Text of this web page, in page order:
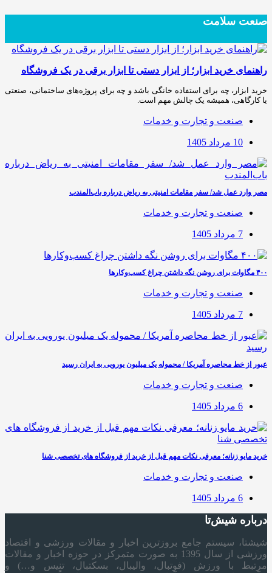
صنعت سلامت
راهنمای خرید ابزار؛ از ابزار دستی تا ابزار برقی در یک فروشگاه
خرید ابزار، چه برای استفاده خانگی باشد و چه برای پروژه‌های ساختمانی، صنعتی
یا کارگاهی، همیشه یک چالش مهم است.
صنعت و تجارت و خدمات
10 مرداد 1405
مصر وارد عمل شد/ سفر مقامات امنیتی به ریاض درباره باب‌المندب
صنعت و تجارت و خدمات
7 مرداد 1405
۴۰۰ مگاوات برای روشن نگه داشتن چراغ کسب‌وکار‌ها
صنعت و تجارت و خدمات
7 مرداد 1405
عبور از خط محاصره آمریکا / محموله یک میلیون یورویی به ایران رسید
صنعت و تجارت و خدمات
6 مرداد 1405
خرید مایو زنانه؛ معرفی نکات مهم قبل از خرید از فروشگاه های تخصصی شنا
صنعت و تجارت و خدمات
6 مرداد 1405
درباره شیش‌تا
شیشتا، سیستم جامع بروزترین اخبار و مقالات ورزشی و اقتصاد
ورزشی از سال 1395 به صورت متمرکز در حوزه اخبار و مقالات
مرتبط با ورزش (فوتبال، والیبال، بسکتبال، تنیس و…) و